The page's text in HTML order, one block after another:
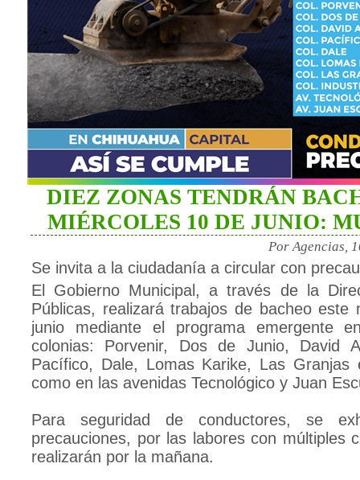
DIEZ ZONAS TENDRÁN
MIÉRCOLES 10 DE JUNIO:
Por Agencias,
Se invita a la ciudadanía a circular con
El Gobierno Municipal, a través de la
Públicas, realizará trabajos de bacheo este
junio mediante el programa emergente
colonias: Porvenir, Dos de Junio, David
Pacífico, Dale, Lomas Karike, Las Granjas
como en las avenidas Tecnológico y Juan
Para seguridad de conductores, se
precauciones, por las labores con múltiples
realizarán por la mañana.